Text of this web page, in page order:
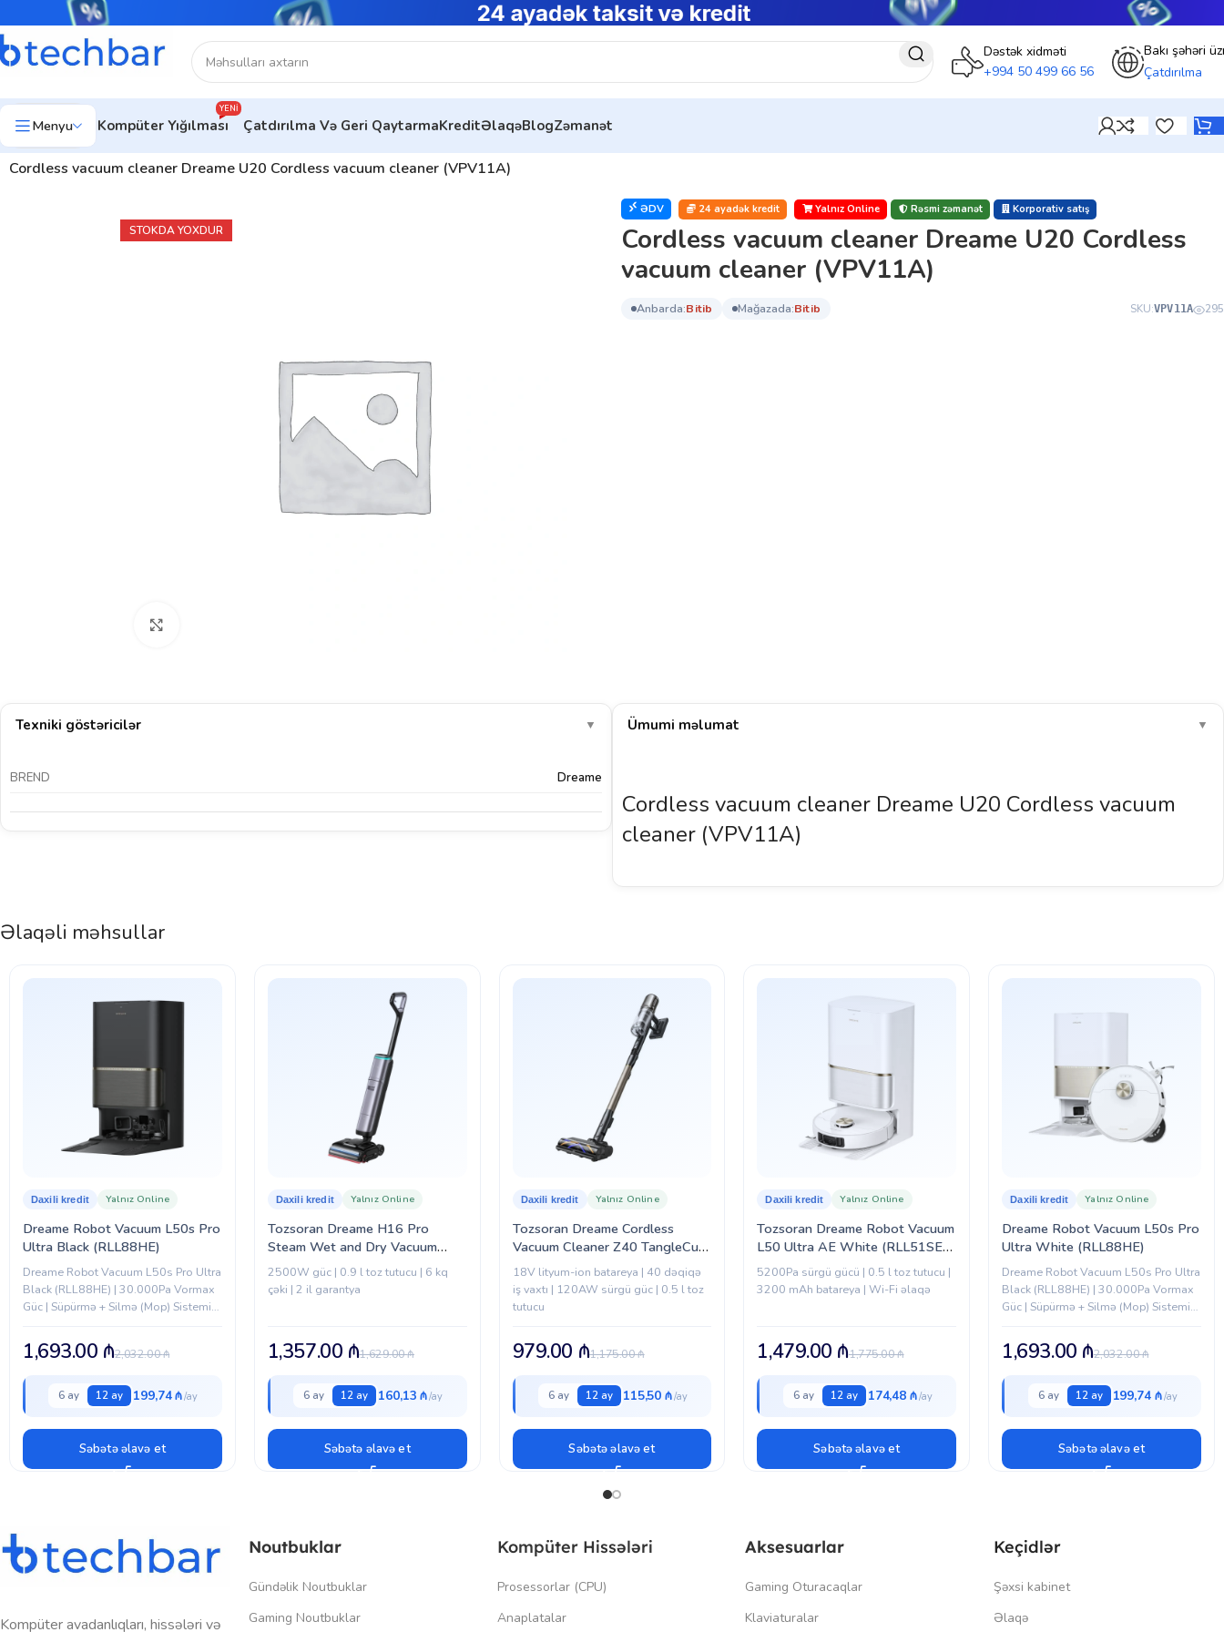
Dəstək xidməti
+994 50 499 66 56
Bakı şəhəri
Çatdırılma
Menyu Kompüter Yığılması
YENI
Çatdırılma Və Geri QaytarmaKreditƏlaqəBlogZəmanət
Ev Ev üçün texnologiya
Cordless vacuum cleaner Dreame U20 Cordless vacuum cleaner (VPV11A)
STOKDA YOXDUR
ƏDV 24 ayadək kredit Yalnız Online Rəsmi zəmanət Korporativ satış
Cordless vacuum cleaner Dreame U20 Cordless
vacuum cleaner (VPV11A)
anbarda: bi̇ti̇b mağazada: bi̇ti̇b SKU:VPV11A 295
Texniki göstəricilər ▼
BREND Dreame
Ümumi məlumat ▼
Cordless vacuum cleaner Dreame U20 Cordless vacuum
cleaner (VPV11A)
Əlaqəli məhsullar
Dreame Robot Vacuum L50s Pro
Ultra Black (RLL88HE)
Daxili kredit Yalnız Online
Dreame Robot Vacuum L50s Pro Ultra
Black (RLL88HE) | 30.000Pa Vormax
Güc | Süpürmə + Silmə (Mop) Sistemi |
Fırça | AI Ağıllı Naviqasiya | Ev...
2,032.00₼
1,693.00 ₼
6 ay 12 ay 199,74 ₼
Səbətə əlavə et
Tozsoran Dreame H16 Pro
Steam Wet and Dry Vacuum
(HHR48F) EU
Daxili kredit Yalnız Online
2500W güc | 0.9 l toz tutucu | 6 kq
çəki | 2 il garantya
1,629.00₼
1,357.00 ₼
6 ay 12 ay 160,13 ₼
Səbətə əlavə et
Tozsoran Dreame Cordless
Vacuum Cleaner Z40 TangleCut
Flex (VRV62F)
Daxili kredit Yalnız Online
18V lityum-ion batareya | 40 dəqiqə
iş vaxtı | 120AW sürgü güc | 0.5 l toz
tutucu
1,175.00₼
979.00 ₼
6 ay 12 ay 115,50 ₼
Səbətə əlavə et
Tozsoran Dreame Robot Vacuum
L50 Ultra AE White (RLL51SE)
EUA
Daxili kredit Yalnız Online
5200Pa sürgü gücü | 0.5 l toz tutucu |
3200 mAh batareya | Wi-Fi əlaqə
1,775.00₼
1,479.00 ₼
6 ay 12 ay 174,48 ₼
Səbətə əlavə et
Dreame Robot Vacuum L50s Pro
Ultra White (RLL88HE)
Daxili kredit Yalnız Online
Dreame Robot Vacuum L50s Pro Ultra
Black (RLL88HE) | 30.000Pa Vormax
Güc | Süpürmə + Silmə (Mop) Sistemi |
Fırça | AI Ağıllı Naviqasiya | Ev...
2,032.00₼
1,693.00 ₼
6 ay 12 ay 199,74 ₼
Səbətə əlavə et
Kompüter avadanlıqları, hissələri və
Noutbuklar
Gündəlik Noutbuklar
Gaming Noutbuklar
Kompüter Hissələri
Prosessorlar (CPU)
Anaplatalar
Aksesuarlar
Gaming Oturacaqlar
Klaviaturalar
Keçidlər
Şəxsi kabinet
Əlaqə